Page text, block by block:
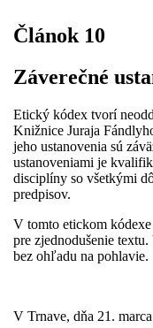
Článok 10
Záverečné
Etický kódex tvorí
Knižnice Juraja
jeho ustanovenia sú
ustanoveniami je
disciplíny so všetkými
predpisov.
V tomto etickom
pre zjednodušenie
bez ohľadu na pohlavie.
V Trnave, dňa 21.